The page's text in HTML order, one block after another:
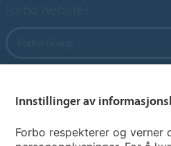
Innstillinger av
Forbo respekterer og verner